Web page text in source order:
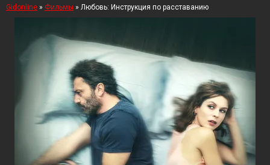
Gidonline » Фильмы » Любовь: Инструкция по расставанию